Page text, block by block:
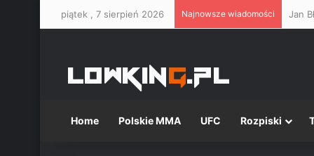
piątek , 7 sierpień 2026 Najnowsze wiadomości Jan
Home Polskie MMA UFC Rozpiski